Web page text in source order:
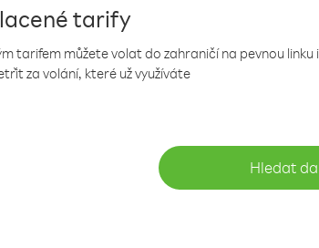
tarify
tarifem můžete volat do zahraničí na pevnou
za volání, které už využíváte
Hledat